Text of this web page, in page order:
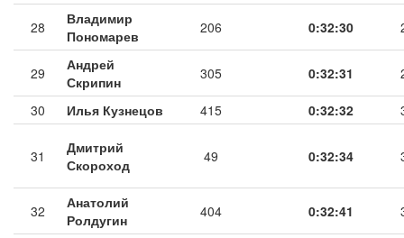
28
Владимир
Пономарев
206 0:32:30
29
Андрей
Скрипин
305 0:32:31
30 Илья Кузнецов 415 0:32:32
31
Дмитрий
Скороход
49 0:32:34
32
Анатолий
Ролдугин
404 0:32:41